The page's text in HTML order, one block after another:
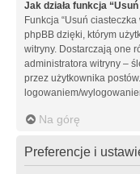
Jak działa funkcja
Funkcja “Usuń
phpBB dzięki, którym
witryny. Dostarczają one
administratora witryny –
przez użytkownika
logowaniem/
Na górę
Preferencje i